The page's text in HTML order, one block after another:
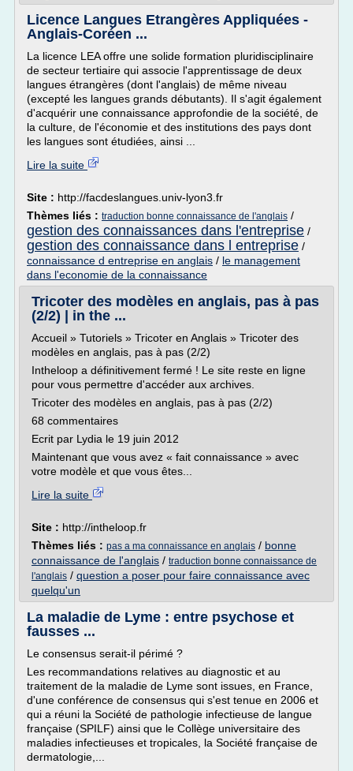
Licence Langues Etrangères Appliquées -
Anglais-Coréen ...
La licence LEA offre une solide formation pluridisciplinaire
de secteur tertiaire qui associe l'apprentissage de deux
langues étrangères (dont l'anglais) de même niveau
(excepté les langues grands débutants). Il s'agit également
d'acquérir une connaissance approfondie de la société, de
la culture, de l'économie et des institutions des pays dont
les langues sont étudiées, ainsi ...
Lire la suite
Site : http://facdeslangues.univ-lyon3.fr
Thèmes liés : traduction bonne connaissance de l'anglais /
gestion des connaissances dans l'entreprise /
gestion des connaissance dans l entreprise /
connaissance d entreprise en anglais / le management
dans l'economie de la connaissance
Tricoter des modèles en anglais, pas à pas
(2/2) | in the ...
Accueil » Tutoriels » Tricoter en Anglais » Tricoter des
modèles en anglais, pas à pas (2/2)
Intheloop a définitivement fermé ! Le site reste en ligne
pour vous permettre d'accéder aux archives.
Tricoter des modèles en anglais, pas à pas (2/2)
68 commentaires
Ecrit par Lydia le 19 juin 2012
Maintenant que vous avez « fait connaissance » avec
votre modèle et que vous êtes...
Lire la suite
Site : http://intheloop.fr
Thèmes liés : pas a ma connaissance en anglais / bonne
connaissance de l'anglais / traduction bonne connaissance de
l'anglais / question a poser pour faire connaissance avec
quelqu'un
La maladie de Lyme : entre psychose et
fausses ...
Le consensus serait-il périmé ?
Les recommandations relatives au diagnostic et au
traitement de la maladie de Lyme sont issues, en France,
d'une conférence de consensus qui s'est tenue en 2006 et
qui a réuni la Société de pathologie infectieuse de langue
française (SPILF) ainsi que le Collège universitaire des
maladies infectieuses et tropicales, la Société française de
dermatologie,...